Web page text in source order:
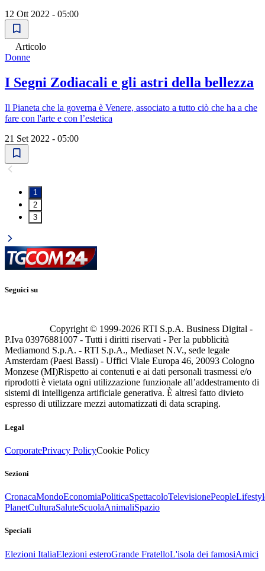
12 Ott 2022 - 05:00
Articolo
Donne
I Segni Zodiacali e gli astri della bellezza
Il Pianeta che la governa è Venere, associato a tutto ciò che ha a che
fare con l'arte e con l’estetica
21 Set 2022 - 05:00
1
2
3
Seguici su
Copyright © 1999-2026 RTI S.p.A. Business Digital -
P.Iva 03976881007 - Tutti i diritti riservati - Per la pubblicità
Mediamond S.p.A. - RTI S.p.A., Mediaset N.V., sede legale
Amsterdam (Paesi Bassi) - Uffici Viale Europa 46, 20093 Cologno
Monzese (MI)Rispetto ai contenuti e ai dati personali trasmessi e/o
riprodotti è vietata ogni utilizzazione funzionale all’addestramento di
sistemi di intelligenza artificiale generativa. È altresì fatto divieto
espresso di utilizzare mezzi automatizzati di data scraping.
Legal
CorporatePrivacy PolicyCookie Policy
Sezioni
CronacaMondoEconomiaPoliticaSpettacoloTelevisionePeople
PlanetCulturaSaluteScuolaAnimaliSpazio
Speciali
Elezioni ItaliaElezioni esteroGrande FratelloL'isola dei famosiAmici